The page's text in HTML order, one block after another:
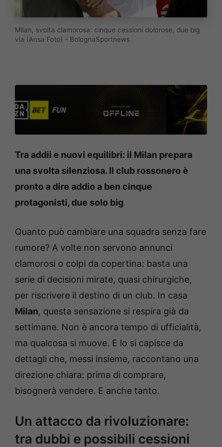
Milan, svolta clamorosa: cinque cessioni dolorose, due big
via (Ansa Foto) - BolognaSportnews
Tra addii e nuovi equilibri: il Milan prepara
una svolta silenziosa. Il club rossonero è
pronto a dire addio a ben cinque
protagonisti, due solo big
Quanto può cambiare una squadra senza fare
rumore? A volte non servono annunci
clamorosi o colpi da copertina: basta una
serie di decisioni mirate, quasi chirurgiche,
per riscrivere il destino di un club. In casa
Milan, questa sensazione si respira già da
settimane. Non è ancora tempo di ufficialità,
ma qualcosa si muove. E lo si capisce da
dettagli che, messi insieme, raccontano una
direzione chiara: prima di comprare,
bisognerà vendere. E anche tanto.
Un attacco da rivoluzionare:
tra dubbi e possibili cessioni